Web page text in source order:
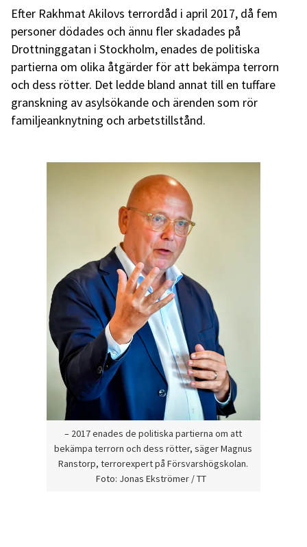
Efter Rakhmat Akilovs terrordåd i april 2017, då fem
personer dödades och ännu fler skadades på
Drottninggatan i Stockholm, enades de politiska
partierna om olika åtgärder för att bekämpa terrorn
och dess rötter. Det ledde bland annat till en tuffare
granskning av asylsökande och ärenden som rör
familjeanknytning och arbetstillstånd.
– 2017 enades de politiska partierna om att
bekämpa terrorn och dess rötter, säger Magnus
Ranstorp, terrorexpert på Försvarshögskolan.
Foto: Jonas Ekströmer / TT